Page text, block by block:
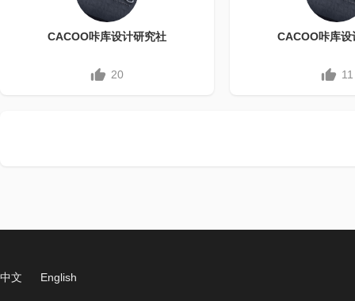
CACOO咔库设计研究社
20
CACOO咔库设
11
中文 English